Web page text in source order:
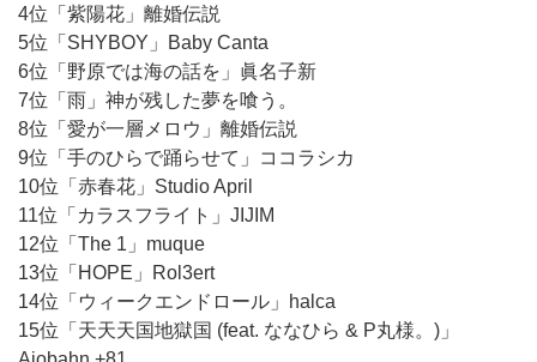
4位「紫陽花」離婚伝説
5位「SHYBOY」Baby Canta
6位「野原では海の話を」眞名子新
7位「雨」神が残した夢を喰う。
8位「愛が一層メロウ」離婚伝説
9位「手のひらで踊らせて」ココラシカ
10位「赤春花」Studio April
11位「カラスフライト」JIJIM
12位「The 1」muque
13位「HOPE」Rol3ert
14位「ウィークエンドロール」halca
15位「天天天国地獄国 (feat. ななひら & P丸様。)」